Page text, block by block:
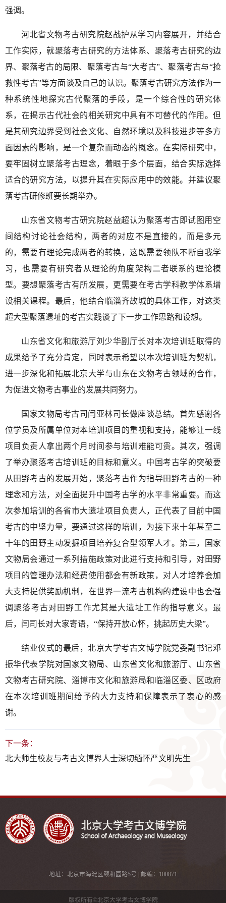
强调。
河北省文物考古研究院赵战护从学习内容展开，并结合
工作实际，就聚落考古研究的方法体系、聚落考古研究的边
界、聚落考古的局限、聚落考古与“大考古”、聚落考古与“抢
救性考古”等方面谈及自己的认识。聚落考古研究方法作为一
种系统性地探究古代聚落的手段，是一个综合性的研究体
系，在揭示古代社会的相关研究中具有不可替代的作用。但
是其研究边界受到社会文化、自然环境以及科技进步等多方
面因素的影响，是一个复杂而动态的概念。在实际研究中，
要牢固树立聚落考古理念，着眼于多个层面，结合实际选择
适合的研究方法，以提升其在实际应用中的效能。并建议聚
落考古研修班要长期举办。
山东省文物考古研究院赵益超认为聚落考古即试图用空
间结构讨论社会结构，两者的对应不是直接的，而是多元
的，需要有理论完成两者的转换，这既需要领队不断自我学
习，也需要有研究者从理论的角度架构二者联系的理论模
型。要想聚落考古有所发展，更需要在考古学科教学体系增
设相关课程。最后，他结合临淄齐故城的具体工作，对这类
超大型聚落遗址的考古实践谈了下一步工作思路和设想。
山东省文化和旅游厅刘少华副厅长对本次培训班取得的
成果给予了充分肯定，同时表示希望以本次培训班为契机，
进一步深化和拓展北京大学与山东在文物考古领域的合作，
为促进文物考古事业的发展共同努力。
国家文物局考古司闫亚林司长做座谈总结。首先感谢各
位学员及所属单位对本培训项目的重视和支持，能够让一线
项目负责人拿出两个月时间参与培训难能可贵。其次，强调
了举办聚落考古培训班的目标和意义。中国考古学的突破要
从田野考古的发展开始，聚落考古作为指导田野考古的一种
理念和方法，对全面提升中国考古学的水平非常重要。而这
次参加培训的各省市大遗址项目负责人，正代表了目前中国
考古的中坚力量，要通过这样的培训，为接下来十年甚至二
十年的田野主动发掘项目培养复合型领军人才。第三，国家
文物局会通过一系列措施政策对此进行支持和引导，对田野
项目的管理办法和经费使用都会有新政策，对人才培养会加
大支持提供奖励机制，在世界一流考古机构的建设中也会强
调聚落考古对田野工作尤其是大遗址工作的指导意义。最
后，闫司长对大家寄语，“保持开放心怀，挑起历史大梁”。
结业仪式的最后，北京大学考古文博学院党委副书记邓
振华代表学院对国家文物局、山东省文化和旅游厅、山东省
文物考古研究院、淄博市文化和旅游局和临淄区委、区政府
在本次培训班期间给予的大力支持和保障表示了衷心的感
谢。
下一条：
北大师生校友与考古文博界人士深切缅怀严文明先生
地址：北京市海淀区颐和园路5号 | 邮编：100871
版权所有©北京大学考古文博学院